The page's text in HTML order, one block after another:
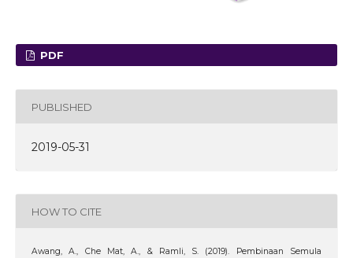
PDF
PUBLISHED
2019-05-31
HOW TO CITE
Awang, A., Che Mat, A., & Ramli, S. (2019). Pembinaan Semula